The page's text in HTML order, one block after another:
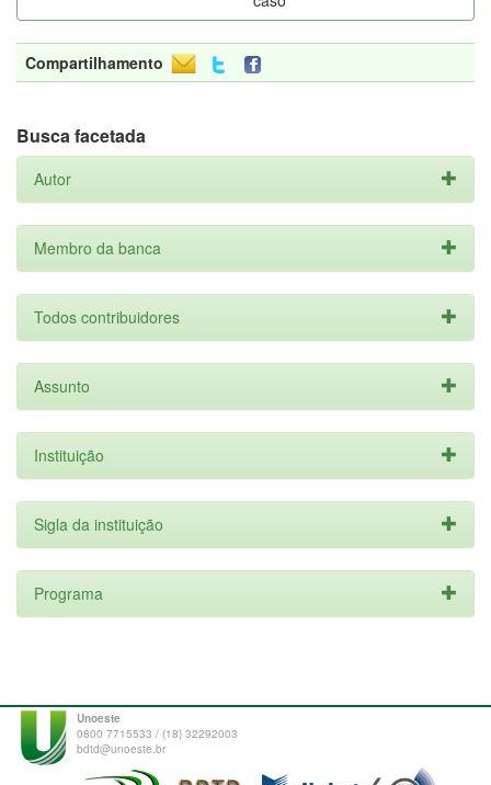
Compartilhamento
Busca facetada
Autor
Membro da banca
Todos contribuidores
Assunto
Instituição
Sigla da instituição
Programa
Unoeste
0800 7715533 / (18) 32292003
bdtd@unoeste.br